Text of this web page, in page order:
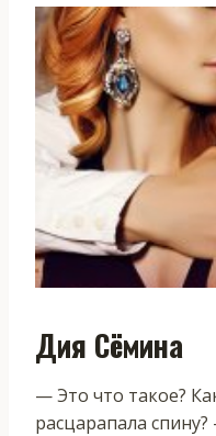
Дия Сёмина
— Это что такое?
расцарапала